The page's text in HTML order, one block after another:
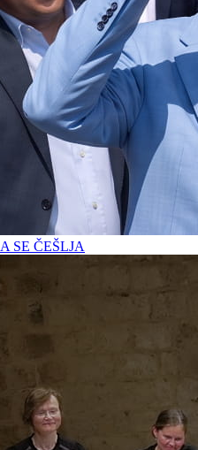
SE ČEŠLJA